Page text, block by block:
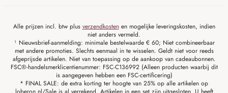
Alle prijzen incl. btw plus verzendkostenen mogelijke leveringskosten, indien
niet anders vermeld.
¹ Nieuwsbrief-aanmelding: minimale bestelwaarde € 60; Niet combineerbaar
met andere promoties. Slechts eenmaal in te wisselen. Geldt niet voor reeds
afgeprijsde artikelen. Niet van toepassing op de aankoop van cadeaubonnen.
FSC®-handelsmerklicentienummer: FSC-C136992 (Alleen producten waarbij dit
is aangegeven hebben een FSC-certificering)
* FINAL SALE: de extra korting ter hoogte van 25% op alle artikelen op